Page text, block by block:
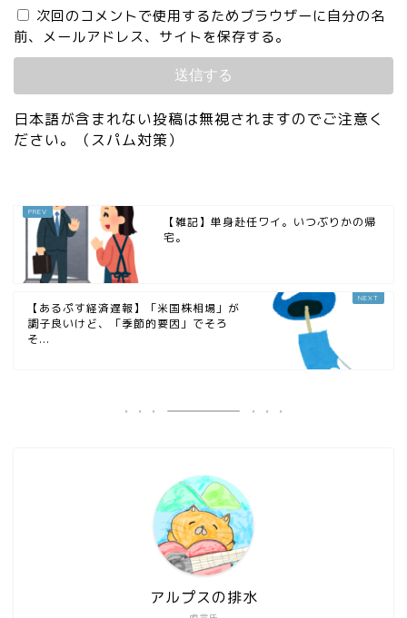
次回のコメントで使用するためブラウザーに自分の名
前、メールアドレス、サイトを保存する。
日本語が含まれない投稿は無視されますのでご注意く
ださい。（スパム対策）
【雑記】単身赴任ワイ。いつぶりかの帰
宅。
【あるぷす経済遅報】「米国株相場」が
調子良いけど、「季節的要因」でそろ
そ...
アルプスの排水